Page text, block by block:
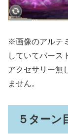
※画像のアルテ
していてバース
アクセサリー無
ません。
５ターン